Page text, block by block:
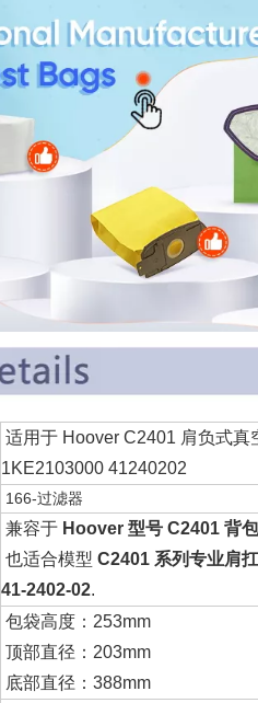
适用于 Hoover C2401 肩负式
1KE2103000 41240202
166-过滤器
兼容于 Hoover 型号 C2401 背
也适合模型 C2401 系列专业肩
41-2402-02.
包袋高度：253mm
顶部直径：203mm
底部直径：388mm